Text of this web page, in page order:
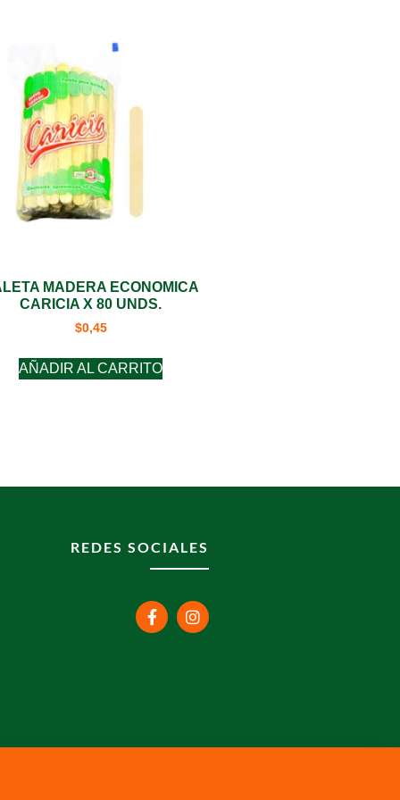
MADERA ECONOMICA
CARICIA X 80 UNDS.
$0,45
AÑADIR AL CARRITO
REDES SOCIALES